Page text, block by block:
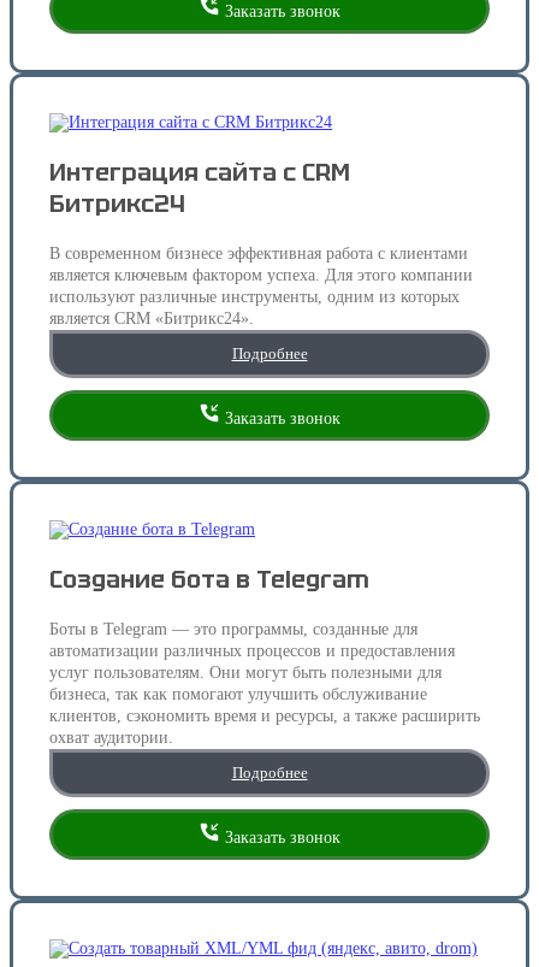
Заказать звонок
Интеграция сайта с CRM
Битрикс24
В современном бизнесе эффективная работа с клиентами
является ключевым фактором успеха. Для этого компании
используют различные инструменты, одним из которых
является CRM «Битрикс24».
Подробнее
Заказать звонок
Создание бота в Telegram
Боты в Telegram — это программы, созданные для
автоматизации различных процессов и предоставления
услуг пользователям. Они могут быть полезными для
бизнеса, так как помогают улучшить обслуживание
клиентов, сэкономить время и ресурсы, а также расширить
охват аудитории.
Подробнее
Заказать звонок